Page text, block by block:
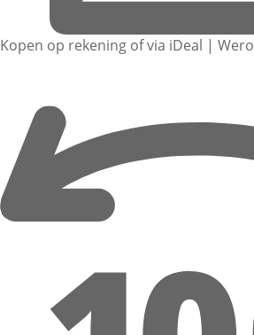
Kopen op rekening of via iDeal | Wero